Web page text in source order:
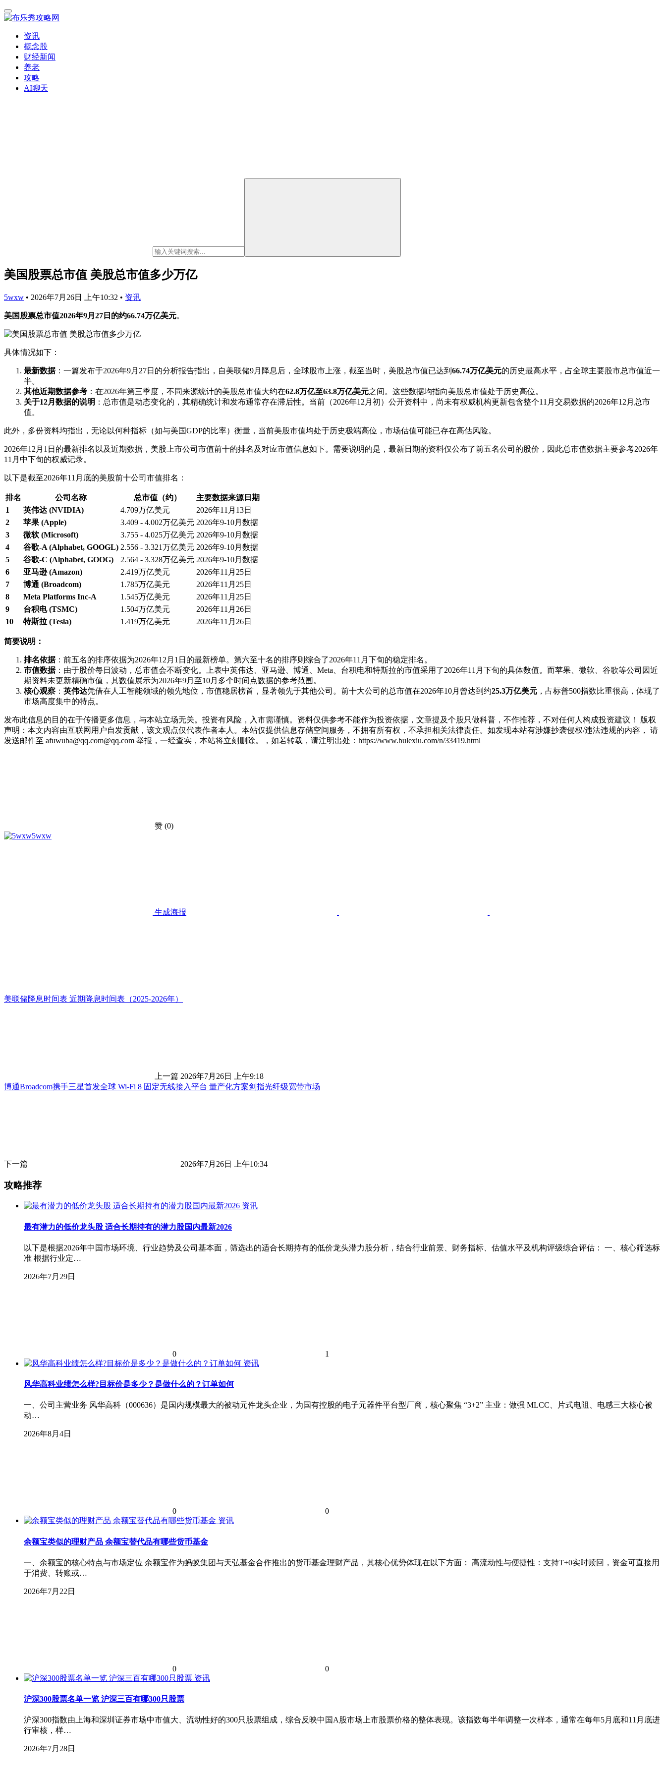
资讯
概念股
财经新闻
养老
攻略
AI聊天
美国股票总市值 美股总市值多少万亿
5wxw • 2026年7月26日 上午10:32 • 资讯
美国股票总市值2026年9月27日的约66.74万亿美元。
具体情况如下：
最新数据：一篇发布于2026年9月27日的分析报告指出，自美联储9月降息后，全球股市上涨，截至当时，美股总市值已达到 66.74万亿美元的历史最高水平，占全球主要股市总市值近一
半。
其他近期数据参考 ：在2026年第三季度，不同来源统计的美股总市值大约在62.8万亿至63.8万亿美元之间。这些数据均指向美股总市值处于历史高位。
关于12月数据的说明 ：总市值是动态变化的，其精确统计和发布通常存在滞后性。当前（2026年12月初）公开资料中，尚未有权威机构更新包含整个11月交易数据的2026年12月总市
值。
此外，多份资料均指出，无论以何种指标（如与美国GDP的比率）衡量，当前美股市值均处于历史极端高位，市场估值可能已存在高估风险。
2026年12月1日的最新排名以及近期数据，美股上市公司市值前十的排名及对应市值信息如下。需要说明的是，最新日期的资料仅公布了前五名公司的股价，因此总市值数据主要参考2026年
11月中下旬的权威记录。
以下是截至2026年11月底的美股前十公司市值排名：
排名 公司名称 总市值（约）
主要数据来源日期
1
英伟达 (NVIDIA) 4.709万亿美元
2026年11月13日
2
苹果 (Apple) 3.409 - 4.002万亿美元 2026年9-10月数据
3
微软 (Microsoft) 3.755 - 4.025万亿美元 2026年9-10月数据
4
谷歌-A (Alphabet, GOOGL) 2.556 - 3.321万亿美元 2026年9-10月数据
5
谷歌-C (Alphabet, GOOG) 2.564 - 3.328万亿美元 2026年9-10月数据
6
亚马逊 (Amazon) 2.419万亿美元
2026年11月25日
7
博通 (Broadcom) 1.785万亿美元
2026年11月25日
8
Meta Platforms Inc-A 1.545万亿美元
2026年11月25日
9
台积电 (TSMC) 1.504万亿美元
2026年11月26日
10
特斯拉 (Tesla) 1.419万亿美元 2026年11月26日
简要说明：
排名依据：前五名的排序依据为2026年12月1日的最新榜单。第六至十名的排序则综合了2026年11月下旬的稳定排名。
市值数据：由于股价每日波动，总市值会不断变化。上表中英伟达、亚马逊、博通、Meta、台积电和特斯拉的市值采用了2026年11月下旬的具体数值。而苹果、微软、谷歌等公司因近
期资料未更新精确市值，其数值展示为2026年9月至10月多个时间点数据的参考范围。
核心观察 ： 英伟达凭借在人工智能领域的领先地位，市值稳居榜首，显著领先于其他公司。前十大公司的总市值在2026年10月曾达到约25.3万亿美元 ，占标普500指数比重很高，体现了
市场高度集中的特点。
发布此信息的目的在于传播更多信息，与本站立场无关。投资有风险，入市需谨慎。资料仅供参考不能作为投资依据，文章提及个股只做科普，不作推荐，不对任何人构成投资建议！ 版权
声明：本文内容由互联网用户自发贡献，该文观点仅代表作者本人。本站仅提供信息存储空间服务，不拥有所有权，不承担相关法律责任。如发现本站有涉嫌抄袭侵权/违法违规的内容， 请
发送邮件至 afuwuba@qq.com@qq.com 举报，一经查实，本站将立刻删除。，如若转载，请注明出处：https://www.bulexiu.com/n/33419.html
赞 (0)
5wxw
生成海报
美联储降息时间表 近期降息时间表（2025-2026年）
上一篇 2026年7月26日 上午9:18
博通Broadcom携手三星首发全球 Wi-Fi 8 固定无线接入平台 量产化方案剑指光纤级宽带市场
下一篇 2026年7月26日 上午10:34
攻略推荐
资讯
最有潜力的低价龙头股 适合长期持有的潜力股国内最新2026
以下是根据2026年中国市场环境、行业趋势及公司基本面，筛选出的适合长期持有的低价龙头潜力股分析，结合行业前景、财务指标、估值水平及机构评级综合评估： 一、核心筛选标
准 根据行业定…
2026年7月29日
0
1
资讯
风华高科业绩怎么样?目标价是多少？是做什么的？订单如何
一、公司主营业务 风华高科（000636）是国内规模最大的被动元件龙头企业，为国有控股的电子元器件平台型厂商，核心聚焦 “3+2” 主业：做强 MLCC、片式电阻、电感三大核心被
动…
2026年8月4日
0
0
资讯
余额宝类似的理财产品 余额宝替代品有哪些货币基金
一、余额宝的核心特点与市场定位 余额宝作为蚂蚁集团与天弘基金合作推出的货币基金理财产品，其核心优势体现在以下方面： 高流动性与便捷性：支持T+0实时赎回，资金可直接用
于消费、转账或…
2026年7月22日
0
0
资讯
沪深300股票名单一览 沪深三百有哪300只股票
沪深300指数由上海和深圳证券市场中市值大、流动性好的300只股票组成，综合反映中国A股市场上市股票价格的整体表现。该指数每半年调整一次样本，通常在每年5月底和11月底进
行审核，样…
2026年7月28日